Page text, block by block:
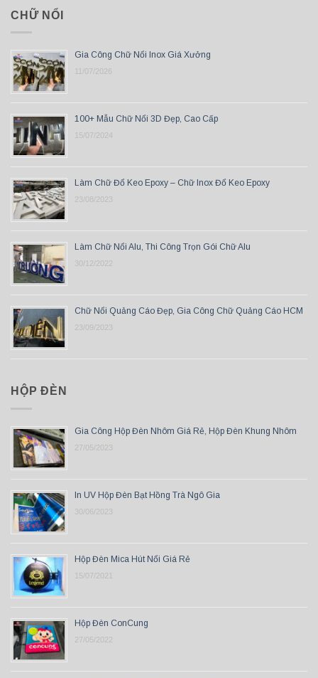
CHỮ NỔI
Gia Công Chữ Nổi Inox Giá Xưởng
11/07/2026
100+ Mẫu Chữ Nổi 3D Đẹp, Cao Cấp
15/07/2024
Làm Chữ Đổ Keo Epoxy – Chữ Inox Đổ Keo Epoxy
23/08/2023
Làm Chữ Nổi Alu, Thi Công Trọn Gói Chữ Alu
30/12/2022
Chữ Nổi Quảng Cáo Đẹp, Gia Công Chữ Quảng Cáo HCM
23/09/2023
HỘP ĐÈN
Gia Công Hộp Đèn Nhôm Giá Rẻ, Hộp Đèn Khung Nhôm
27/05/2023
In UV Hộp Đèn Bạt Hồng Trà Ngô Gia
30/06/2023
Hộp Đèn Mica Hút Nổi Giá Rẻ
15/07/2021
Hộp Đèn ConCung
27/05/2022